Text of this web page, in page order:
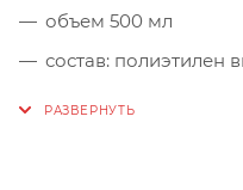
объем 500 мл
состав: полиэтилен